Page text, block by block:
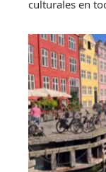
culturales en